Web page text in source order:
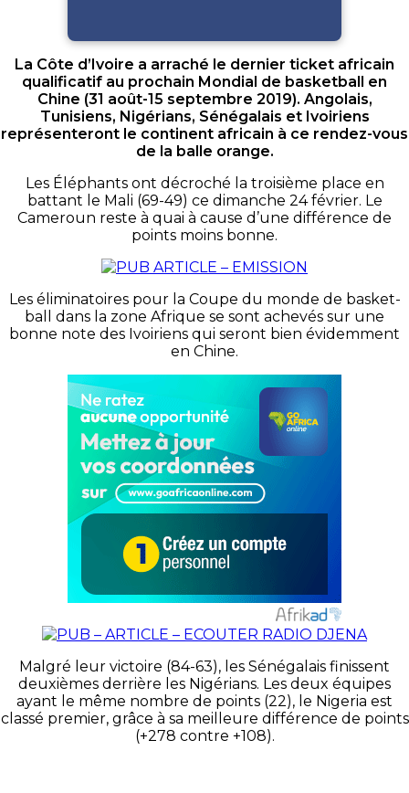
La Côte d’Ivoire a arraché le dernier ticket africain
qualificatif au prochain Mondial de basketball en
Chine (31 août-15 septembre 2019). Angolais,
Tunisiens, Nigérians, Sénégalais et Ivoiriens
représenteront le continent africain à ce rendez-vous
de la balle orange.
Les Éléphants ont décroché la troisième place en
battant le Mali (69-49) ce dimanche 24 février. Le
Cameroun reste à quai à cause d’une différence de
points moins bonne.
Les éliminatoires pour la Coupe du monde de basket-
ball dans la zone Afrique se sont achevés sur une
bonne note des Ivoiriens qui seront bien évidemment
en Chine.
Malgré leur victoire (84-63), les Sénégalais finissent
deuxièmes derrière les Nigérians. Les deux équipes
ayant le même nombre de points (22), le Nigeria est
classé premier, grâce à sa meilleure différence de points
(+278 contre +108).